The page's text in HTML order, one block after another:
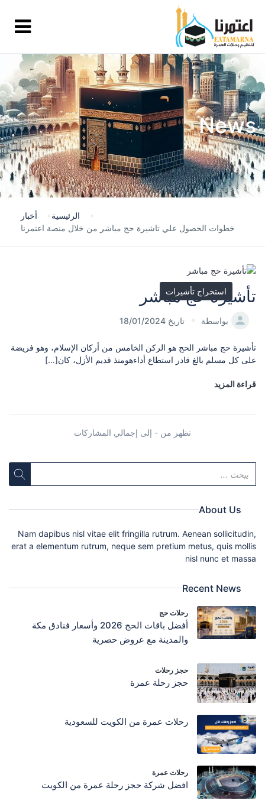
News
الرئيسية
أخبار
خطوات الحصول علي تاشيرة حج مباشر من خلال منصة اعتمرنا
استخراج تأشيرات
تأشيرة حج مباشر
بواسطة تاريخ 18/01/2024
تأشيرة حج مباشر الحج هو الركن الخامس من أركان الإسلام، وهو فريضة
على كل مسلم بالغ قادر استطاع أداءهومنذ قديم الأزل، كان[...]
قراءة المزيد
تظهر من - إلى إجمالي المشاركات
About Us
Nam dapibus nisl vitae elit fringilla rutrum. Aenean sollicitudin,
erat a elementum rutrum, neque sem pretium metus, quis mollis
nisl nunc et massa
Recent News
رحلات حج
أفضل باقات الحج 2026 وأسعار فنادق مكة
والمدينة مع عروض حصرية
حجز رحلات
حجز رحلة عمرة
رحلات عمرة من الكويت للسعودية
رحلات عمرة
افضل شركة حجز رحلة عمرة من الكويت